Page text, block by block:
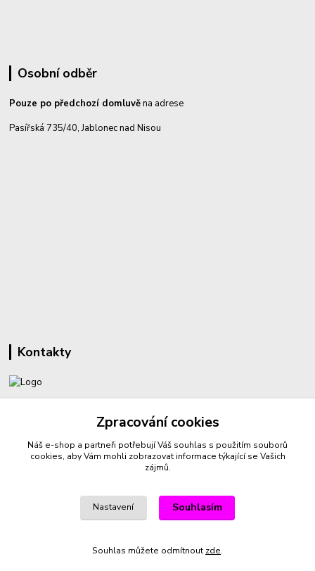
Osobní odběr
Pouze po předchozí domluvěna adrese
Pasířská 735/40, Jablonec nad Nisou
Kontakty
sperkyproradost@seznam.cz
Vytvořeno na Eshop-rychle.cz
Zpracování cookies
Náš e-shop a partneři potřebují Váš souhlas s použitím souborů
cookies, aby Vám mohli zobrazovat informace týkající se Vašich
zájmů.
Nastavení Souhlasím
Souhlas můžete odmítnout zde.